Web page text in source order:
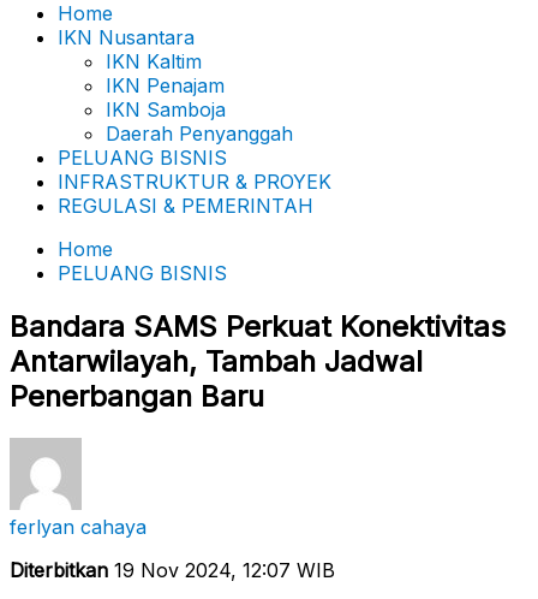
Home
IKN Nusantara
IKN Kaltim
IKN Penajam
IKN Samboja
Daerah Penyanggah
PELUANG BISNIS
INFRASTRUKTUR & PROYEK
REGULASI & PEMERINTAH
Home
PELUANG BISNIS
Bandara SAMS Perkuat Konektivitas
Antarwilayah, Tambah Jadwal
Penerbangan Baru
ferlyan cahaya
Diterbitkan 19 Nov 2024, 12:07 WIB